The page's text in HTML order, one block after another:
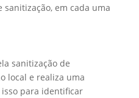
sanitização, em cada uma
sanitização de
local e realiza uma
para identificar